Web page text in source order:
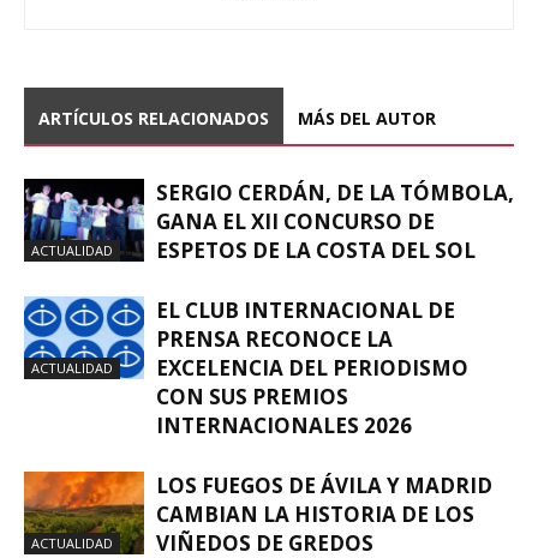
ARTÍCULOS RELACIONADOS MÁS DEL AUTOR
ACTUALIDAD
SERGIO CERDÁN, DE LA TÓMBOLA,
GANA EL XII CONCURSO DE
ESPETOS DE LA COSTA DEL SOL
ACTUALIDAD
EL CLUB INTERNACIONAL DE
PRENSA RECONOCE LA
EXCELENCIA DEL PERIODISMO
CON SUS PREMIOS
INTERNACIONALES 2026
ACTUALIDAD
LOS FUEGOS DE ÁVILA Y MADRID
CAMBIAN LA HISTORIA DE LOS
VIÑEDOS DE GREDOS